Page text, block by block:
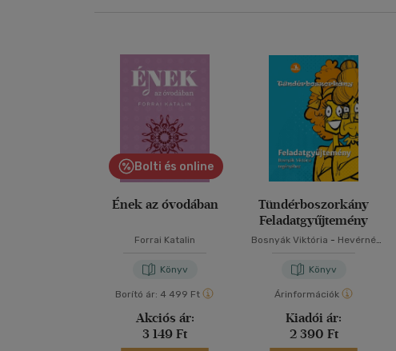
Bolti és online
Ének az óvodában
Forrai Katalin
Könyv
Borító ár: 4 499 Ft
Akciós ár:
3 149 Ft
Tündérboszorkány
Feladatgyűjtemény
Bosnyák Viktória - Hevérné
Könyv
Árinformációk
Kiadói ár:
2 390 Ft